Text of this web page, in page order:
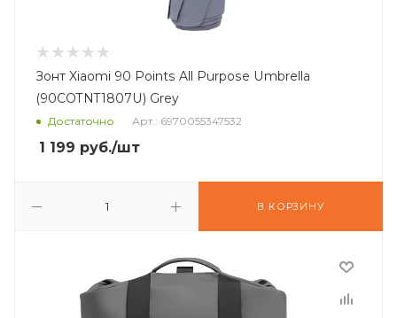
Зонт Xiaomi 90 Points All Purpose Umbrella
(90COTNT1807U) Grey
Достаточно Арт.: 6970055347532
1 199 руб./шт
В КОРЗИНУ